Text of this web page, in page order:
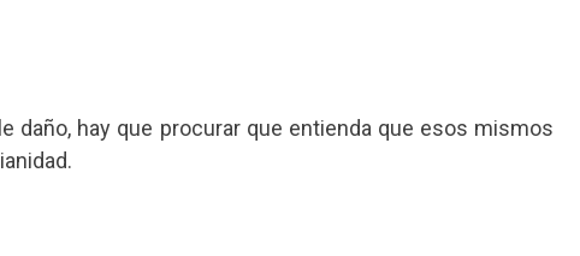
daño, hay que procurar que entienda que esos mismos